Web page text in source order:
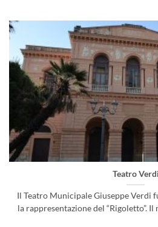
Teatro Verdi
Il Teatro Municipale Giuseppe Verdi
la rappresentazione del “Rigoletto”.